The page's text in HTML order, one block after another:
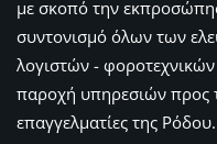
με σκοπό την
συντονισμό όλων των
λογιστών - φοροτεχνικών
παροχή υπηρεσιών προς
επαγγελματίες της Ρόδου.